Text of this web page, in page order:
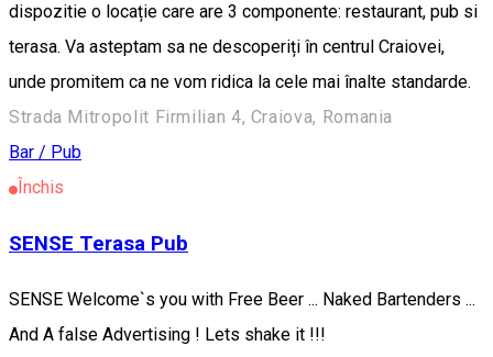
dispozitie o locație care are 3 componente: restaurant, pub si
terasa. Va asteptam sa ne descoperiți în centrul Craiovei,
unde promitem ca ne vom ridica la cele mai înalte standarde.
Strada Mitropolit Firmilian 4, Craiova, Romania
Bar / Pub
Închis
SENSE Terasa Pub
SENSE Welcome`s you with Free Beer ... Naked Bartenders ...
And A false Advertising ! Lets shake it !!!